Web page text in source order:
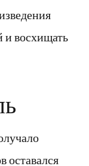
и восхищать
оставался